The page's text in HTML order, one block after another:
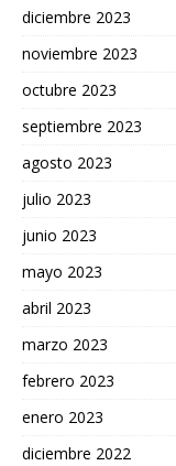
diciembre 2023
noviembre 2023
octubre 2023
septiembre 2023
agosto 2023
julio 2023
junio 2023
mayo 2023
abril 2023
marzo 2023
febrero 2023
enero 2023
diciembre 2022